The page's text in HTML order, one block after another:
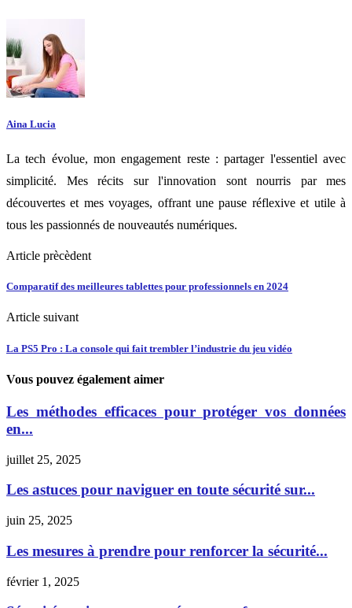
Aina Lucia
La tech évolue, mon engagement reste : partager l'essentiel avec
simplicité. Mes récits sur l'innovation sont nourris par mes
découvertes et mes voyages, offrant une pause réflexive et utile à
tous les passionnés de nouveautés numériques.
Article prècèdent
Comparatif des meilleures tablettes pour professionnels en 2024
Article suivant
La PS5 Pro : La console qui fait trembler l’industrie du jeu vidéo
Vous pouvez également aimer
Les méthodes efficaces pour protéger vos données
en...
juillet 25, 2025
Les astuces pour naviguer en toute sécurité sur...
juin 25, 2025
Les mesures à prendre pour renforcer la sécurité...
février 1, 2025